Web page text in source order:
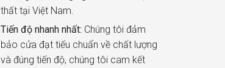
thất tại Việt Nam.
Tiến độ nhanh nhất: Chúng tôi đảm
bảo cửa đạt tiếu chuẩn về chất lượng
và đúng tiến độ, chúng tôi cam kết